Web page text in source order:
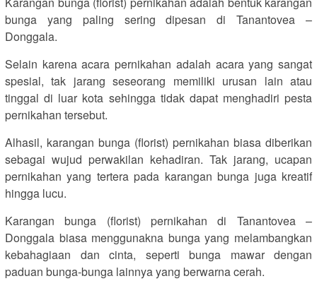
bunga yang paling sering dipesan di Tanantovea –
Donggala.
Selain karena acara pernikahan adalah acara yang sangat
spesial, tak jarang seseorang memiliki urusan lain atau
tinggal di luar kota sehingga tidak dapat menghadiri pesta
pernikahan tersebut.
Alhasil, karangan bunga (florist) pernikahan biasa diberikan
sebagai wujud perwakilan kehadiran. Tak jarang, ucapan
pernikahan yang tertera pada karangan bunga juga kreatif
hingga lucu.
Karangan bunga (florist) pernikahan di Tanantovea –
Donggala biasa menggunakna bunga yang melambangkan
kebahagiaan dan cinta, seperti bunga mawar dengan
paduan bunga-bunga lainnya yang berwarna cerah.